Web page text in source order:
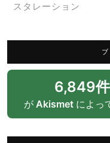
スタレーション
6,849
が Akismetによっ